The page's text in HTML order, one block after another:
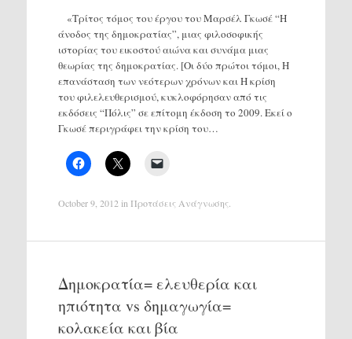
«Τρίτος τόμος του έργου του Μαρσέλ Γκωσέ “Η
άνοδος της δημοκρατίας”, μιας φιλοσοφικής
ιστορίας του εικοστού αιώνα και συνάμα μιας
θεωρίας της δημοκρατίας. [Οι δύο πρώτοι τόμοι, Η
επανάσταση των νεότερων χρόνων και Η κρίση
του φιλελευθερισμού, κυκλοφόρησαν από τις
εκδόσεις “Πόλις” σε επίτομη έκδοση το 2009. Εκεί ο
Γκωσέ περιγράφει την κρίση του…
October 9, 2012 in Προτάσεις Ανάγνωσης.
Δημοκρατία= ελευθερία και
ηπιότητα vs δημαγωγία=
κολακεία και βία